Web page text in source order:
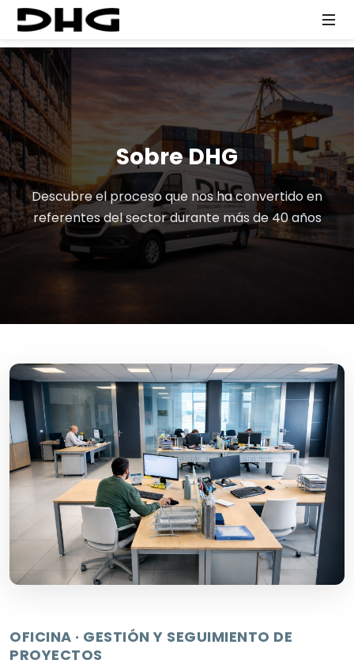
Sobre DHG
Descubre el proceso que nos ha convertido en
referentes del sector durante más de 40 años
OFICINA · GESTIÓN Y SEGUIMIENTO DE
PROYECTOS